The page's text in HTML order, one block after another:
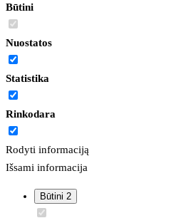
Būtini
Nuostatos
Statistika
Rinkodara
Rodyti informaciją
Išsami informacija
Būtini 2